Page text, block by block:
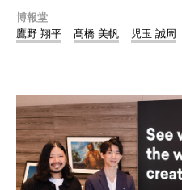
博報堂
鷹野 翔平
髙橋 美帆 児玉 誠周